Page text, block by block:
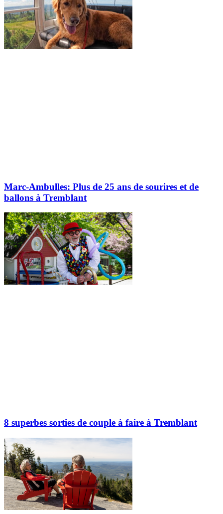
Marc-Ambulles: Plus de 25 ans de sourires et de
ballons à Tremblant
8 superbes sorties de couple à faire à Tremblant